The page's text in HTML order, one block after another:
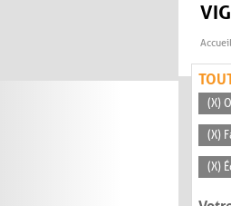
Accueil
(X)
(X)
(X)